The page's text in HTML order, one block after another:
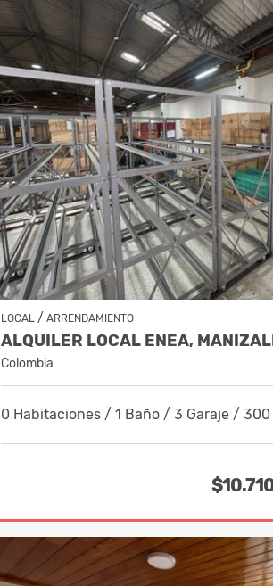
LOCAL / ARRENDAMIENTO
Colombia
0 Habitaciones / 1 Baño / 3 Garaje / 300